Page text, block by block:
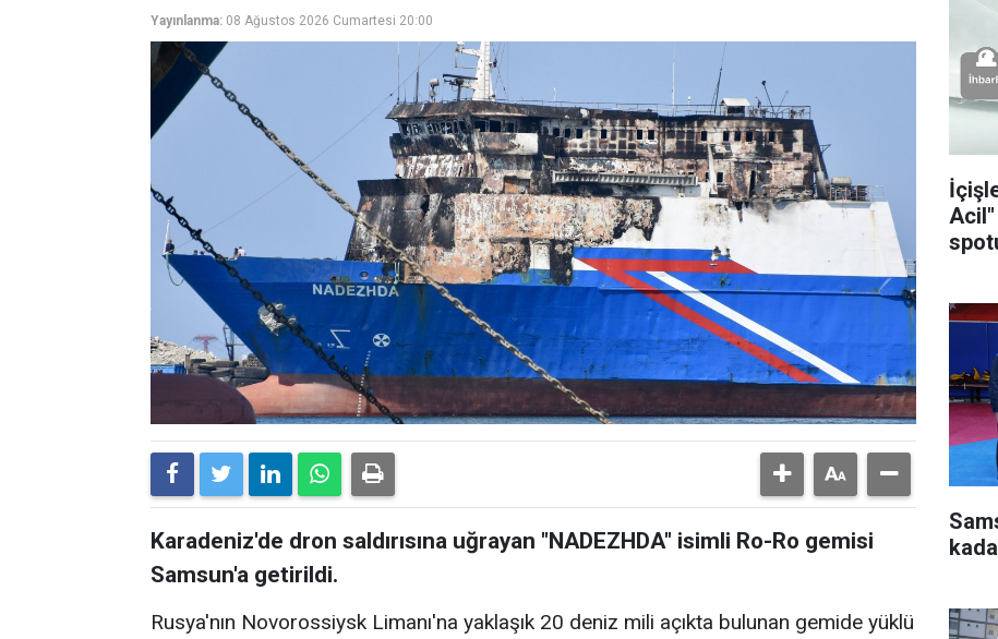
Yayınlanma: 08 Ağustos 2026 Cumartesi 20:00
Karadeniz'de dron saldırısına uğrayan "NADEZHDA" isimli Ro-Ro gemisi
Samsun'a getirildi.
Rusya'nın Novorossiysk Limanı'na yaklaşık 20 deniz mili açıkta bulunan gemide yüklü
Acil"